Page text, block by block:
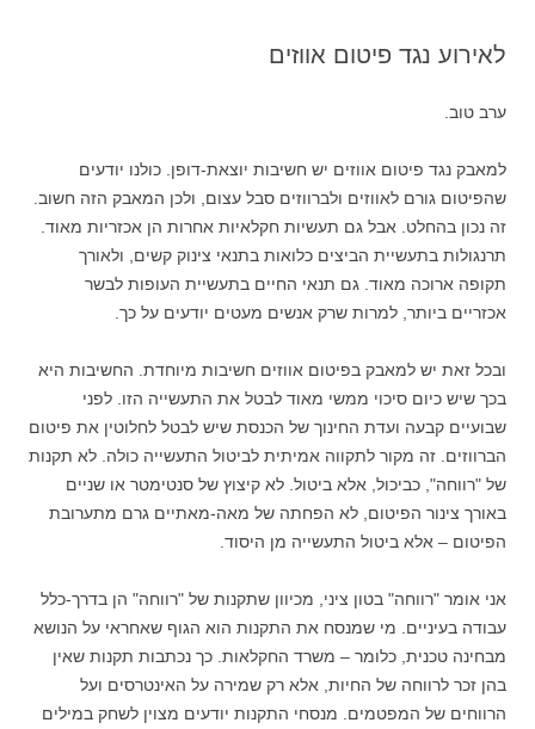
לאירוע נגד פיטום אווזים
ערב טוב.
למאבק נגד פיטום אווזים יש חשיבות יוצאת-דופן. כולנו יודעים
שהפיטום גורם לאווזים ולברווזים סבל עצום, ולכן המאבק הזה חשוב.
זה נכון בהחלט. אבל גם תעשיות חקלאיות אחרות הן אכזריות מאוד.
תרנגולות בתעשיית הביצים כלואות בתנאי צינוק קשים, ולאורך
תקופה ארוכה מאוד. גם תנאי החיים בתעשיית העופות לבשר
אכזריים ביותר, למרות שרק אנשים מעטים יודעים על כך.
ובכל זאת יש למאבק בפיטום אווזים חשיבות מיוחדת. החשיבות היא
בכך שיש כיום סיכוי ממשי מאוד לבטל את התעשייה הזו. לפני
שבועיים קבעה ועדת החינוך של הכנסת שיש לבטל לחלוטין את פיטום
הברווזים. זה מקור לתקווה אמיתית לביטול התעשייה כולה. לא תקנות
של "רווחה", כביכול, אלא ביטול. לא קיצוץ של סנטימטר או שניים
באורך צינור הפיטום, לא הפחתה של מאה-מאתיים גרם מתערובת
הפיטום – אלא ביטול התעשייה מן היסוד.
אני אומר "רווחה" בטון ציני, מכיוון שתקנות של "רווחה" הן בדרך-כלל
עבודה בעיניים. מי שמנסח את התקנות הוא הגוף שאחראי על הנושא
מבחינה טכנית, כלומר – משרד החקלאות. כך נכתבות תקנות שאין
בהן זכר לרווחה של החיות, אלא רק שמירה על האינטרסים ועל
הרווחים של המפטמים. מנסחי התקנות יודעים מצוין לשחק במילים